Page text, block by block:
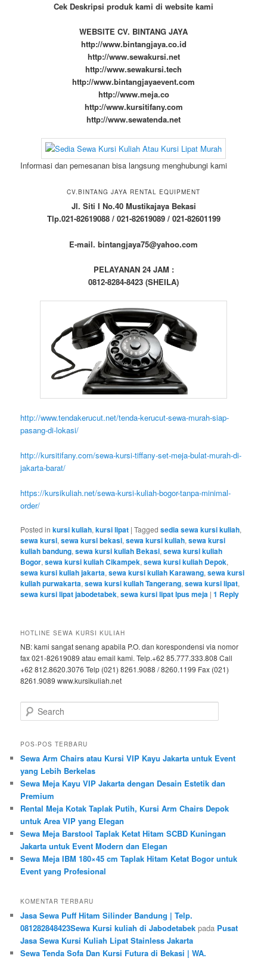
Cek Deskripsi produk kami di website kami
WEBSITE CV. BINTANG JAYA
http://www.bintangjaya.co.id
http://www.sewakursi.net
http://www.sewakursi.tech
http://www.bintangjayaevent.com
http://www.meja.co
http://www.kursitifany.com
http://www.sewatenda.net
Informasi dan pemesanan bisa langsung menghubungi kami
CV.BINTANG JAYA RENTAL EQUIPMENT
Jl. Siti I No.40 Mustikajaya Bekasi
Tlp.021-82619088 / 021-82619089 / 021-82601199
E-mail. bintangjaya75@yahoo.com
PELAYANAN 24 JAM :
0812-8284-8423 (SHEILA)
http://www.tendakerucut.net/tenda-kerucut-sewa-murah-siap-
pasang-di-lokasi/
http://kursitifany.com/sewa-kursi-tiffany-set-meja-bulat-murah-di-
jakarta-barat/
https://kursikuliah.net/sewa-kursi-kuliah-bogor-tanpa-minimal-
order/
Posted in kursi kuliah,kursi lipat |Tagged sedia sewa kursi kuliah,
sewa kursi,sewa kursi bekasi,sewa kursi kuliah,sewa kursi
kuliah bandung,sewa kursi kuliah Bekasi,sewa kursi kuliah
Bogor,sewa kursi kuliah Cikampek,sewa kursi kuliah Depok,
sewa kursi kuliah jakarta,sewa kursi kuliah Karawang,sewa kursi
kuliah purwakarta,sewa kursi kuliah Tangerang,sewa kursi lipat,
sewa kursi lipat jabodetabek,sewa kursi lipat lpus meja |1 Reply
HOTLINE SEWA KURSI KULIAH
NB: kami sangat senang apabila P.O. dan korespondensi via nomor
fax 021-82619089 atau email kami. Telp.+62 85.777.333.808 Call
+62 812.8620.3076 Telp (021) 8261.9088 / 8260.1199 Fax (021)
8261.9089 www.kursikuliah.net
Search
POS-POS TERBARU
Sewa Arm Chairs atau Kursi VIP Kayu Jakarta untuk Event
yang Lebih Berkelas
Sewa Meja Kayu VIP Jakarta dengan Desain Estetik dan
Premium
Rental Meja Kotak Taplak Putih, Kursi Arm Chairs Depok
untuk Area VIP yang Elegan
Sewa Meja Barstool Taplak Ketat Hitam SCBD Kuningan
Jakarta untuk Event Modern dan Elegan
Sewa Meja IBM 180×45 cm Taplak Hitam Ketat Bogor untuk
Event yang Profesional
KOMENTAR TERBARU
Jasa Sewa Puff Hitam Silinder Bandung | Telp.
081282848423Sewa Kursi kuliah di Jabodetabek pada Pusat
Jasa Sewa Kursi Kuliah Lipat Stainless Jakarta
Sewa Tenda Sofa Dan Kursi Futura di Bekasi | WA.